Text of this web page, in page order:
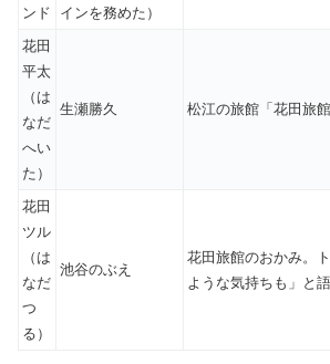
ンド
インを務めた）
花田
平太
（は
なだ
へい
た）
生瀬勝久 松江の旅館「花田旅
花田
ツル
（は
なだ
つ
る）
池谷のぶえ
花田旅館のおかみ。
ような気持ちも」と